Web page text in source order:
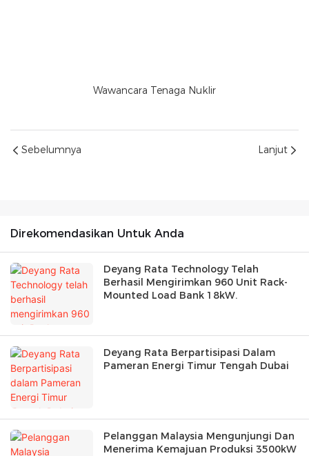
Wawancara Tenaga Nuklir
Sebelumnya Lanjut
Direkomendasikan Untuk Anda
Deyang Rata Technology Telah
Berhasil Mengirimkan 960 Unit Rack-
Mounted Load Bank 18kW.
Deyang Rata Berpartisipasi Dalam
Pameran Energi Timur Tengah Dubai
Pelanggan Malaysia Mengunjungi Dan
Menerima Kemajuan Produksi 3500kW